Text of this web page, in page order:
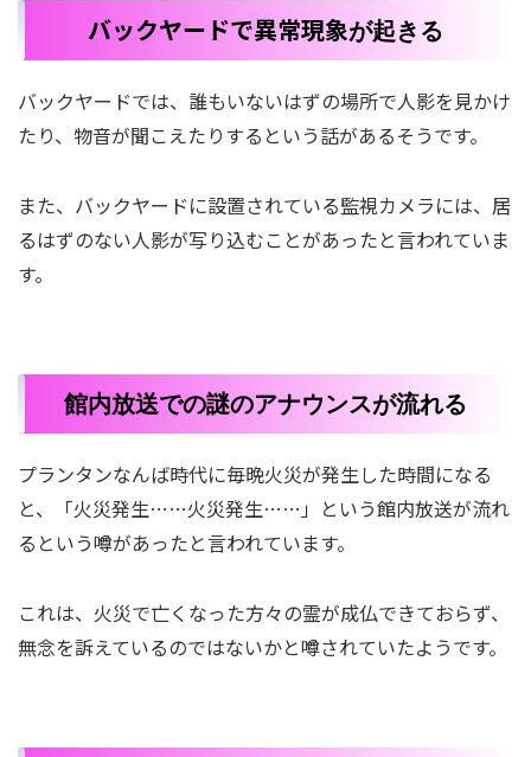
バックヤードで異常現象が起きる
バックヤードでは、誰もいないはずの場所で人影を見かけ
たり、物音が聞こえたりするという話があるそうです。
また、バックヤードに設置されている監視カメラには、居
るはずのない人影が写り込むことがあったと言われていま
す。
館内放送での謎のアナウンスが流れる
プランタンなんば時代に毎晩火災が発生した時間になる
と、「火災発生……火災発生……」という館内放送が流れ
るという噂があったと言われています。
これは、火災で亡くなった方々の霊が成仏できておらず、
無念を訴えているのではないかと噂されていたようです。